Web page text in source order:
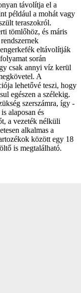
távolítja el a
például a mohát vagy
teraszokról.
tömlőhöz, és máris
eltávolítják
során
csak annyi víz kerül
A
lehetővé teszi, hogy
egészen a szélekig.
szerszámra, így -
alaposan és
a vezeték nélküli
alkalmas a
között egy 18
is megtalálható.